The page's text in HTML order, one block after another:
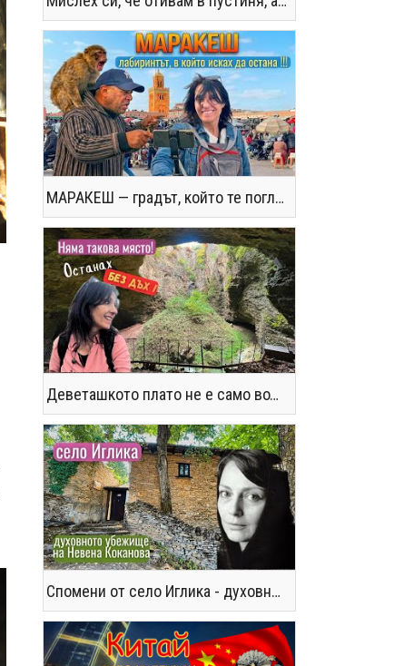
МАРАКЕШ — градът, който те поглъща без предупреждение
Деветашкото плато не е само водопади и пещери - последвайте ме!
Спомени от село Иглика - духовното убежище на Невена Коканова